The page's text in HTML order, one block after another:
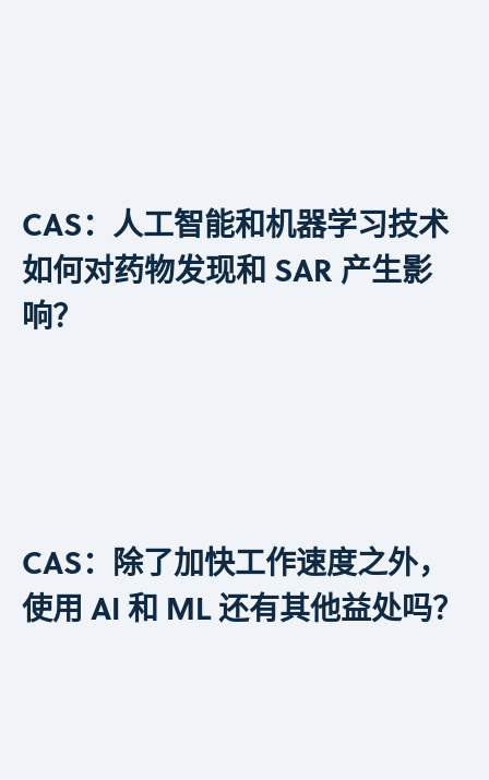
CAS：人工智能和机器学习技术
如何对药物发现和 SAR 产生影
响？
CAS：除了加快工作速度之外，
使用 AI 和 ML 还有其他益处吗？